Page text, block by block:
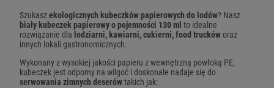
Szukaszekologicznych kubeczków papierowych do lodów? Nasz
biały kubeczek papierowy o pojemności 130 ml to idealne
rozwiązanie dla lodziarni, kawiarni, cukierni, food truckóworaz
innych lokali gastronomicznych.
Wykonany z wysokiej jakości papieru z wewnętrzną powłoką PE,
kubeczek jest odporny na wilgoć i doskonale nadaje się do
serwowania zimnych deserówtakich jak: